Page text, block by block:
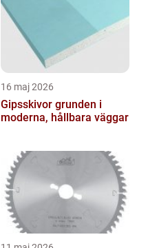
16 maj 2026
Gipsskivor grunden i
moderna, hållbara väggar